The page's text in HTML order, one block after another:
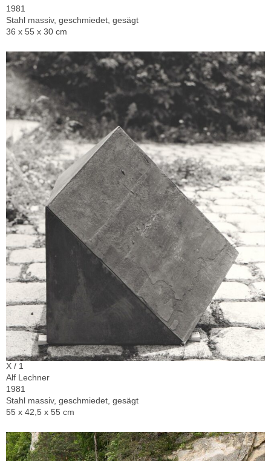
1981
Stahl massiv, geschmiedet, gesägt
36 x 55 x 30 cm
X / 1
Alf Lechner
1981
Stahl massiv, geschmiedet, gesägt
55 x 42,5 x 55 cm